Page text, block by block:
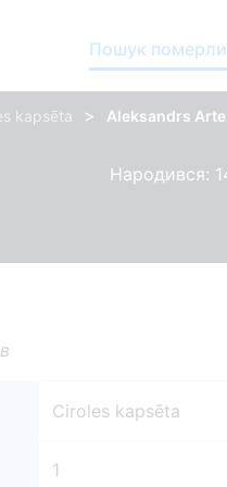
Пошук
kapsēta > Aleksandrs
Народився:
Ciroles kapsēta
1